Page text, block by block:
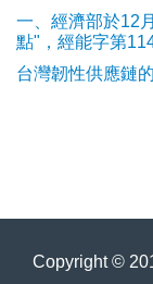
一、經濟部於12
點"，經能字第
台灣韌性供應鏈
Copyright ©